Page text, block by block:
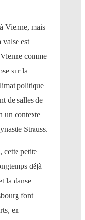
Vienne, mais
valse est
comme
sur la
politique
de salles de
un contexte
Strauss.
cette petite
déjà
la danse.
font
en